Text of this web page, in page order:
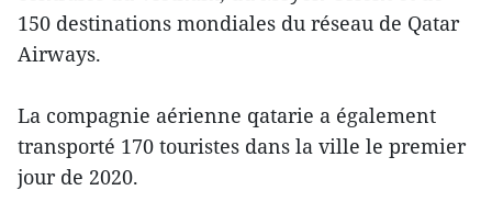
150 destinations mondiales du réseau de Qatar
Airways.
La compagnie aérienne qatarie a également
transporté 170 touristes dans la ville le premier
jour de 2020.